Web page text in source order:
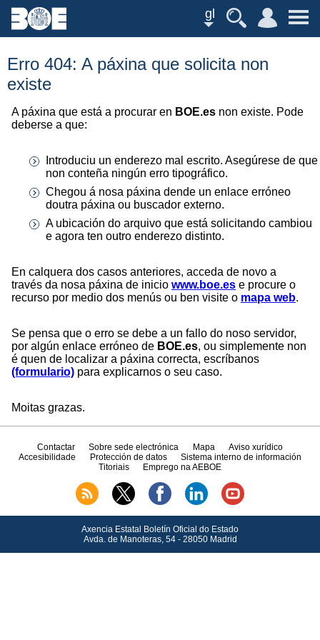
gl
Erro 404: A páxina que solicita non
existe
A páxina que está a procurar en BOE.es non existe. Pode
deberse a que:
Introduciu un enderezo mal escrito. Asegúrese de que
non conteña ningún erro tipográfico.
Chegou á nosa páxina dende un enlace erróneo
doutra páxina ou buscador externo.
A ubicación do arquivo que está solicitando cambiou
e agora ten outro enderezo distinto.
En calquera dos casos anteriores, acceda de novo a
través da nosa páxina de inicio www.boe.es e procure o
recurso por medio dos menús ou ben visite o mapa web.
Se pensa que o erro se debe a un fallo do noso servidor,
por algún enlace erróneo de BOE.es, ou simplemente non
é quen de localizar a páxina correcta, escríbanos
(formulario) para explicarnos o seu caso.
Moitas grazas.
Contactar Sobre sede electrónica Mapa
Aviso xurídico
Accesibilidade
Protección de datos
Sistema interno de información
Titoriais
Emprego na AEBOE
Axencia Estatal Boletín Oficial do Estado
Avda.de Manoteras, 54 - 28050 Madrid